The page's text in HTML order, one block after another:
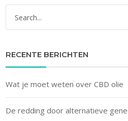
RECENTE BERICHTEN
Wat je moet weten over CBD olie
De redding door alternatieve